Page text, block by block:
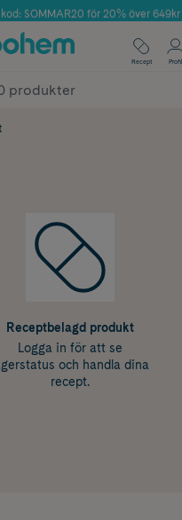
Butik 2025 inom Skönhet
SOMMAR20 för 20% över 649kr
✓ Fri frakt
✓ Poäng på alla köp*
Recept Profil
Receptbelagd produkt
Logga in för att se
och handla dina
recept.